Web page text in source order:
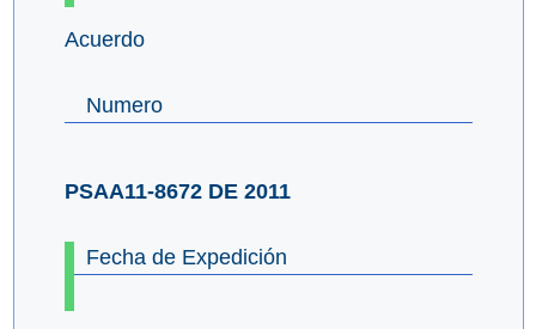
Acuerdo
Numero
PSAA11-8672 DE 2011
Fecha de Expedición